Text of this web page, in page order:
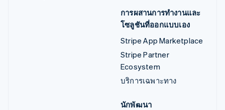
การผสานการทำงานและ
โซลูชันที่ออกแบบเอง
Stripe App Marketplace
Stripe Partner
Ecosystem
บริการเฉพาะทาง
นักพัฒนา